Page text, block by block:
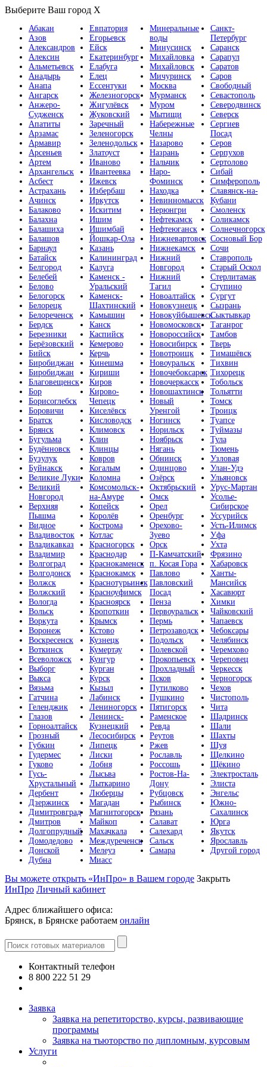
Выберите Ваш город X
Абакан
Азов
Александров
Алексин
Альметьевск
Анадырь
Анапа
Ангарск
Анжеро-
Судженск
Апатиты
Арзамас
Армавир
Арсеньев
Артем
Архангельск
Асбест
Астрахань
Ачинск
Балаково
Балахна
Балашиха
Балашов
Барнаул
Батайск
Белгород
Белебей
Белово
Белогорск
Белорецк
Белореченск
Бердск
Березники
Берёзовский
Бийск
Биробиджан
Биробиджан
Благовещенск
Бор
Борисоглебск
Боровичи
Братск
Брянск
Бугульма
Будённовск
Бузулук
Буйнакск
Великие Луки
Великий
Новгород
Верхняя
Пышма
Видное
Владивосток
Владикавказ
Владимир
Волгоград
Волгодонск
Волжск
Волжский
Вологда
Вольск
Воркута
Воронеж
Воскресенск
Воткинск
Всеволожск
Выборг
Выкса
Вязьма
Гатчина
Геленджик
Глазов
Горноалтайск
Грозный
Губкин
Гудермес
Гуково
Гусь-
Хрустальный
Дербент
Дзержинск
Димитровград
Дмитров
Долгопрудный
Домодедово
Донской
Дубна
Евпатория
Егорьевск
Ейск
Екатеринбург
Елабуга
Елец
Ессентуки
Железногорск
Жигулёвск
Жуковский
Заречный
Зеленогорск
Зеленодольск
Златоуст
Иваново
Ивантеевка
Ижевск
Избербаш
Иркутск
Искитим
Ишим
Ишимбай
Йошкар-Ола
Казань
Калининград
Калуга
Каменск -
Уральский
Каменск-
Шахтинский
Камышин
Канск
Каспийск
Кемерово
Керчь
Кинешма
Кириши
Киров
Кирово-
Чепецк
Киселёвск
Кисловодск
Климовск
Клин
Клинцы
Ковров
Когалым
Коломна
Комсомольск-
на-Амуре
Копейск
Королёв
Кострома
Котлас
Красногорск
Краснодар
Краснокаменск
Краснокамск
Краснотурьинск
Красноуфимск
Красноярск
Кропоткин
Крымск
Кстово
Кузнецк
Кумертау
Кунгур
Курган
Курск
Кызыл
Лабинск
Лениногорск
Ленинск-
Кузнецкий
Лесосибирск
Липецк
Лиски
Лобня
Лысьва
Лыткарино
Люберцы
Магадан
Магнитогорск
Майкоп
Махачкала
Междуреченск
Мелеуз
Миасс
Минеральные
воды
Минусинск
Михайловка
Михайловск
Мичуринск
Москва
Мурманск
Муром
Мытищи
Набережные
Челны
Назарово
Назрань
Нальчик
Наро-
Фоминск
Находка
Невинномысск
Нерюнгри
Нефтекамск
Нефтеюганск
Нижневартовск
Нижнекамск
Нижний
Новгород
Нижний
Тагил
Новоалтайск
Новокузнецк
Новокуйбышевск
Новомосковск
Новороссийск
Новосибирск
Новотроицк
Новоуральск
Новочебоксарск
Новочеркасск
Новошахтинск
Новый
Уренгой
Ногинск
Норильск
Ноябрьск
Нягань
Обнинск
Одинцово
Озёрск
Октябрьский
Омск
Орел
Оренбург
Орехово-
Зуево
Орск
П-Камчатский
п. Косая Гора
Павлово
Павловский
Посад
Пенза
Первоуральск
Пермь
Петрозаводск
Подольск
Полевской
Прокопьевск
Прохладный
Псков
Путилково
Пушкино
Пятигорск
Раменское
Ревда
Реутов
Ржев
Рославль
Россошь
Ростов-На-
Дону
Рубцовск
Рыбинск
Рязань
Салават
Салехард
Сальск
Самара
Санкт-
Петербург
Саранск
Сарапул
Саратов
Саров
Свободный
Севастополь
Северодвинск
Северск
Сергиев
Посад
Серов
Серпухов
Сертолово
Сибай
Симферополь
Славянск-на-
Кубани
Смоленск
Соликамск
Солнечногорск
Сосновый Бор
Сочи
Ставрополь
Старый Оскол
Стерлитамак
Ступино
Сургут
Сызрань
Сыктывкар
Таганрог
Тамбов
Тверь
Тимашёвск
Тихвин
Тихорецк
Тобольск
Тольятти
Томск
Троицк
Туапсе
Туймазы
Тула
Тюмень
Узловая
Улан-Удэ
Ульяновск
Урус-Мартан
Усолье-
Сибирское
Уссурийск
Усть-Илимск
Уфа
Ухта
Фрязино
Хабаровск
Ханты-
Мансийск
Хасавюрт
Химки
Чайковский
Чапаевск
Чебоксары
Челябинск
Черемхово
Череповец
Черкесск
Черногорск
Чехов
Чистополь
Чита
Шадринск
Шали
Шахты
Шуя
Щелкино
Щёкино
Электросталь
Элиста
Энгельс
Южно-
Сахалинск
Юрга
Якутск
Ярославль
Другой город
Вы можете открыть «ИнПро» в Вашем городе Закрыть
ИнПро Личный кабинет
Адрес ближайшего офиса:
Брянск, в Брянске работаем онлайн
Контактный телефон
8 800 222 51 29
Заявка
Заявка на репетиторство, курсы, развивающие
программы
Заявка на тьюторство по дипломным, курсовым
Услуги